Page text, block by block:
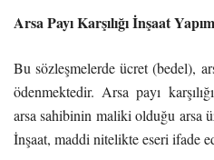
Arsa Payı Karşılığı İnşaat
Bu sözleşmelerde ücret (bedel),
ödenmektedir. Arsa payı
arsa sahibinin maliki olduğu arsa
İnşaat, maddi nitelikte eseri ifade